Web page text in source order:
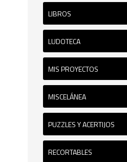
LIBROS
LUDOTECA
MIS PROYECTOS
MISCELÁNEA
PUZZLES Y ACERTIJOS
RECORTABLES